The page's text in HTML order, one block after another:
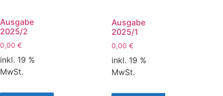
Ausgabe
2025/2
0,00 €
inkl. 19 %
MwSt.
Ausgabe
2025/1
0,00 €
inkl. 19 %
MwSt.